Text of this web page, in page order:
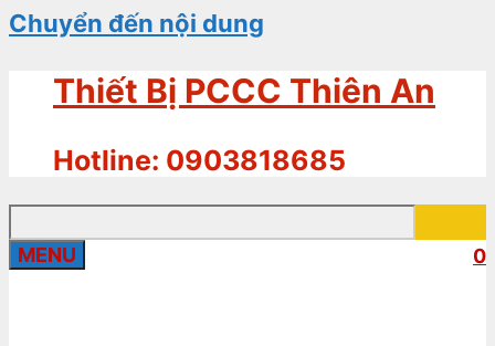
Chuyển đến nội dung
Thiết Bị PCCC Thiên An
Hotline: 0903818685
0
MENU